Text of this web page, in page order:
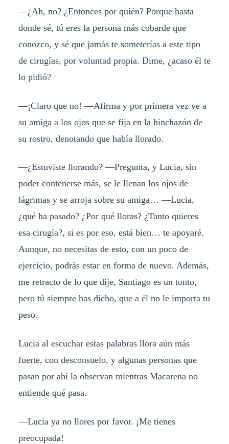
—¿Ah, no? ¿Entonces por quién? Porque hasta
donde sé, tú eres la persona más cobarde que
conozco, y sé que jamás te someterías a este tipo
de cirugías, por voluntad propia. Dime, ¿acaso él te
lo pidió?
—¡Claro que no! —Afirma y por primera vez ve a
su amiga a los ojos que se fija en la hinchazón de
su rostro, denotando que había llorado.
—¿Estuviste llorando? —Pregunta, y Lucia, sin
poder contenerse más, se le llenan los ojos de
lágrimas y se arroja sobre su amiga… —Lucia,
¿qué ha pasado? ¿Por qué lloras? ¿Tanto quieres
esa cirugía?, si es por eso, está bien… te apoyaré.
Aunque, no necesitas de esto, con un poco de
ejercicio, podrás estar en forma de nuevo. Además,
me retracto de lo que dije, Santiago es un tonto,
pero tú siempre has dicho, que a él no le importa tu
peso.
Lucia al escuchar estas palabras llora aún más
fuerte, con desconsuelo, y algunas personas que
pasan por ahí la observan mientras Macarena no
entiende qué pasa.
—Lucia ya no llores por favor. ¡Me tienes
preocupada!